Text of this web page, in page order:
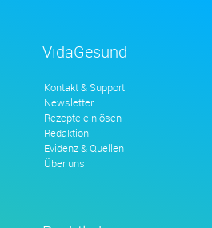
VidaGesund
Kontakt & Support
Newsletter
Rezepte einlösen
Redaktion
Evidenz & Quellen
Über uns